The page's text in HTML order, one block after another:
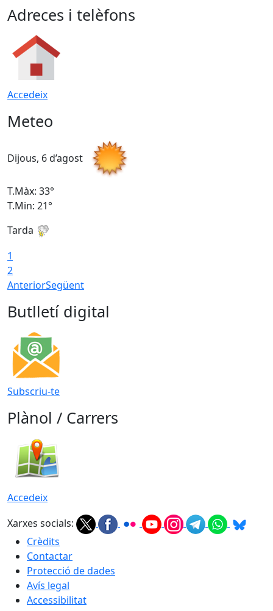
Adreces i telèfons
Accedeix
Meteo
Dijous, 6 d’agost
T.Màx: 33°
T.Min: 21°
Tarda
1
2
AnteriorSegüent
Butlletí digital
Subscriu-te
Plànol / Carrers
Accedeix
Xarxes socials:
Crèdits
Contactar
Protecció de dades
Avís legal
Accessibilitat